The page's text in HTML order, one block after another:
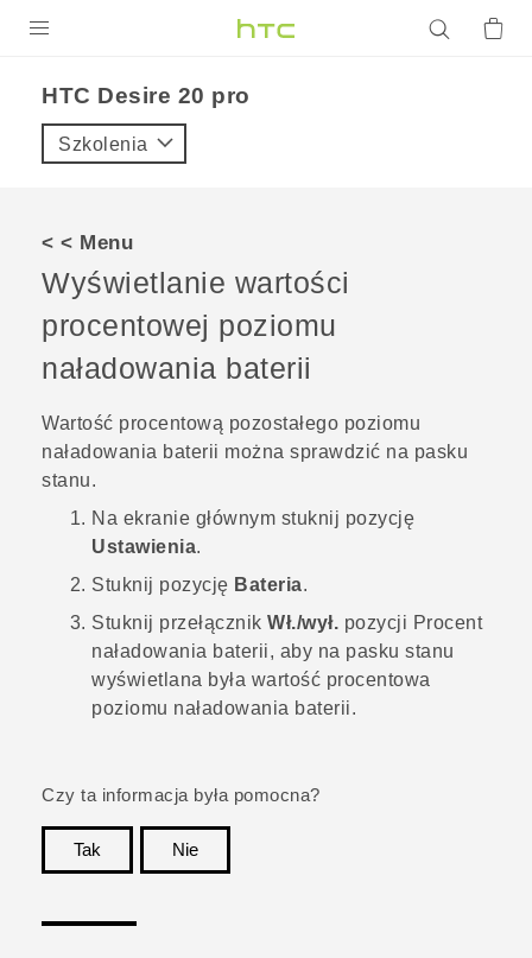
VIVE
VIVERSE
POMOC TECHNICZNA
Urządzenia i akcesoria HTC
Zaloguj się
‎HTC Desire 20 pro‎
Szkolenia
< < Menu
Wyświetlanie wartości
procentowej poziomu
naładowania baterii
Wartość procentową pozostałego poziomu
naładowania baterii można sprawdzić na pasku
stanu.
Na ekranie głównym stuknij pozycję
Ustawienia.
Stuknij pozycję Bateria.
Stuknij przełącznik Wł./wył. pozycji Procent
naładowania baterii, aby na pasku stanu
wyświetlana była wartość procentowa
poziomu naładowania baterii.
Czy ta informacja była pomocna?
Tak
Nie